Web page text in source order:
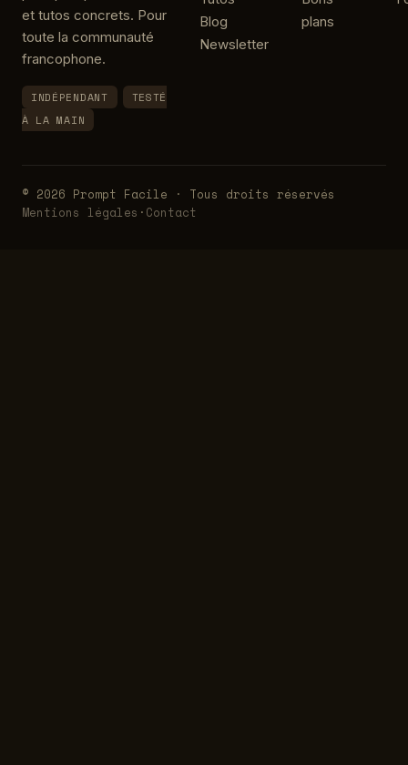
et tutos concrets. Pour
toute la communauté
francophone.
INDÉPENDANT
TESTÉ
À LA MAIN
Blog
Newsletter
plans
© 2026 Prompt Facile · Tous droits réservés
Mentions légales · Contact